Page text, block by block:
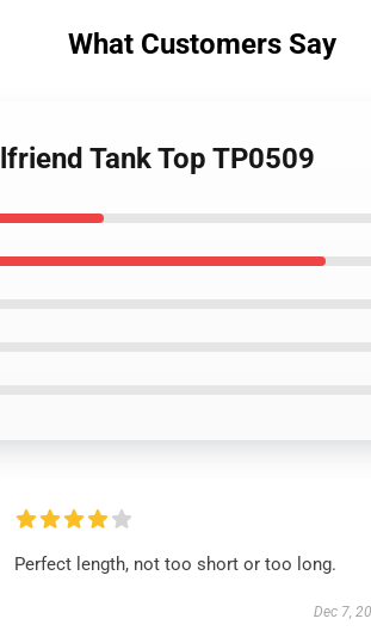
What Customers Say
Tank Top TP0509
Perfect length, not too short or too long.
Dec 7,